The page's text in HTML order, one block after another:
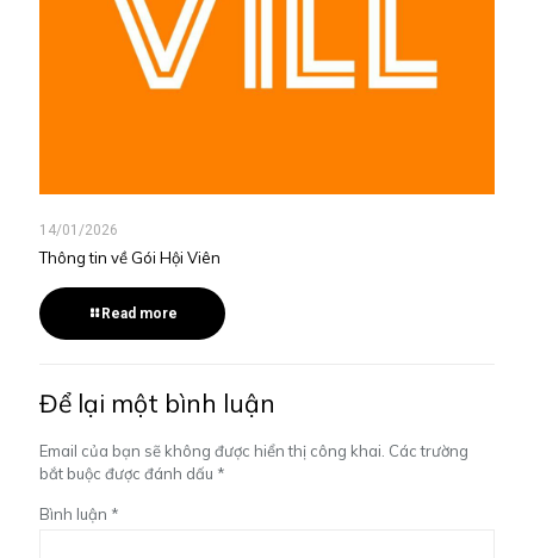
14/01/2026
Thông tin về Gói Hội Viên
Read more
Để lại một bình luận
Email của bạn sẽ không được hiển thị công khai. Các trường
bắt buộc được đánh dấu *
Bình luận *